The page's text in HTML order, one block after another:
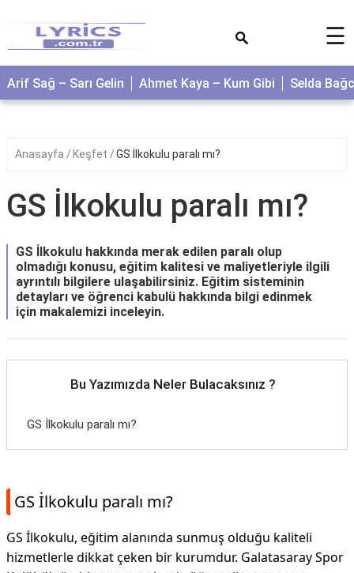
☰
Arif Sağ – Sarı Gelin Ahmet Kaya – Kum Gibi Selda
Anasayfa Keşfet GS İlkokulu paralı mı?
GS İlkokulu paralı mı?
GS İlkokulu hakkında merak edilen paralı olup
olmadığı konusu, eğitim kalitesi ve maliyetleriyle ilgili
ayrıntılı bilgilere ulaşabilirsiniz. Eğitim sisteminin
detayları ve öğrenci kabulü hakkında bilgi edinmek
için makalemizi inceleyin.
Bu Yazımızda Neler Bulacaksınız ?
GS İlkokulu paralı mı?
GS İlkokulu paralı mı?
GS İlkokulu, eğitim alanında sunmuş olduğu kaliteli
hizmetlerle dikkat çeken bir kurumdur. Galatasaray Spor